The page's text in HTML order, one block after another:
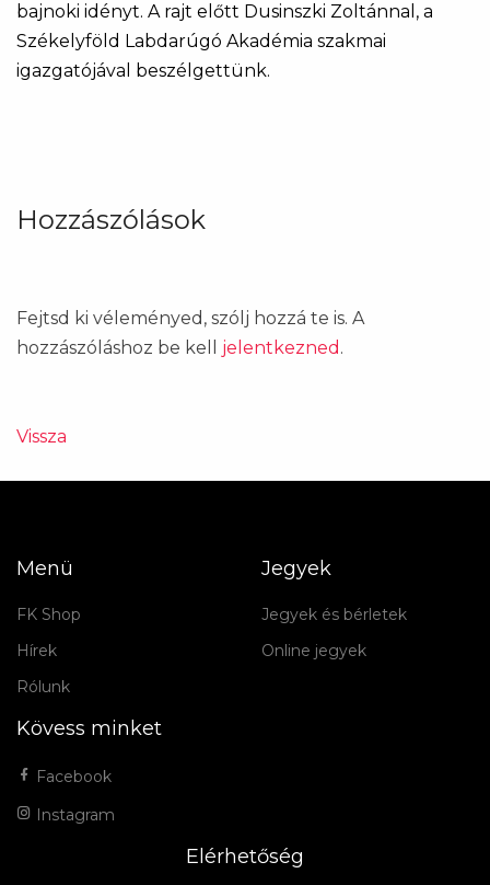
bajnoki idényt. A rajt előtt Dusinszki Zoltánnal, a
Székelyföld Labdarúgó Akadémia szakmai
igazgatójával beszélgettünk.
Hozzászólások
Fejtsd ki véleményed, szólj hozzá te is. A
hozzászóláshoz be kell jelentkezned .
Vissza
Menü
FK Shop
Hírek
Rólunk
Jegyek
Jegyek és bérletek
Online jegyek
Kövess minket
Facebook
Instagram
Elérhetőség